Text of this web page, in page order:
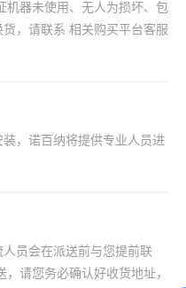
机器未使用、无人为损坏、包
，请联系 相关购买平台客服
，诺百纳将提供专业人员进
员会在派送前与您提前联
请您务必确认好收货地址，